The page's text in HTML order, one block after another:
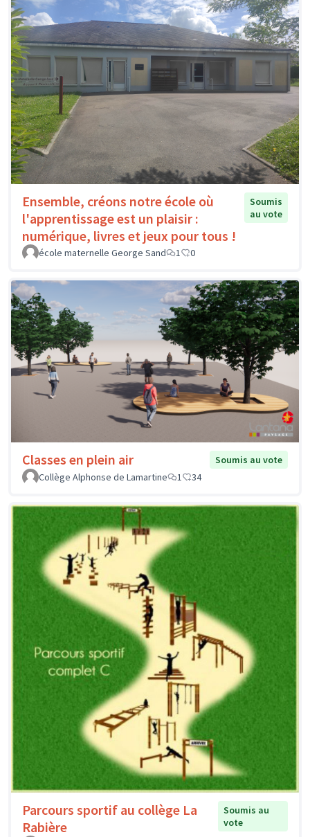
Ensemble, créons notre école où
l'apprentissage est un plaisir :
numérique, livres et jeux pour tous !
Soumis
au vote
école maternelle George Sand 1 0
Classes en plein air
Soumis au vote
Collège Alphonse de Lamartine
1 34
Parcours sportif au collège La
Rabière
Soumis au
vote